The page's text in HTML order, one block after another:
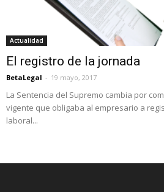
Actualidad
El registro de la jornada
BetaLegal - 19 mayo, 2017
La Sentencia del Supremo cambia por
vigente que obligaba al empresario a
laboral...